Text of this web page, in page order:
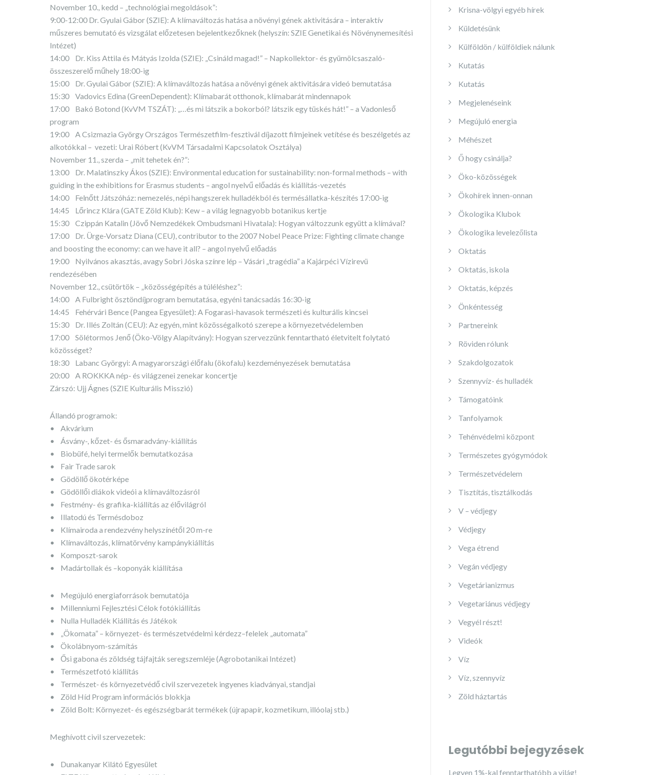
November 10., kedd – „technológiai megoldások”:
9:00-12:00 Dr. Gyulai Gábor (SZIE): A klímaváltozás hatása a növényi gének aktivitására – interaktív
műszeres bemutató és vizsgálat előzetesen bejelentkezőknek (helyszín: SZIE Genetikai és Növénynemesítési
Intézet)
14:00 Dr. Kiss Attila és Mátyás Izolda (SZIE): „Csináld magad!” – Napkollektor- és gyümölcsaszaló-
összeszerelő műhely 18:00-ig
15:00 Dr. Gyulai Gábor (SZIE): A klímaváltozás hatása a növényi gének aktivitására videó bemutatása
15:30 Vadovics Edina (GreenDependent): Klímabarát otthonok, klímabarát mindennapok
17:00 Bakó Botond (KvVM TSZÁT): „…és mi látszik a bokorból? látszik egy tüskés hát!” – a Vadonleső
program
19:00 A Csizmazia György Országos Természetfilm-fesztivál díjazott filmjeinek vetítése és beszélgetés az
alkotókkal – vezeti: Urai Róbert (KvVM Társadalmi Kapcsolatok Osztálya)
November 11., szerda – „mit tehetek én?”:
13:00 Dr. Malatinszky Ákos (SZIE): Environmental education for sustainability: non-formal methods – with
guiding in the exhibitions for Erasmus students – angol nyelvű előadás és kiállítás-vezetés
14:00 Felnőtt Játszóház: nemezelés, népi hangszerek hulladékból és termésállatka-készítés 17:00-ig
14:45 Lőrincz Klára (GATE Zöld Klub): Kew – a világ legnagyobb botanikus kertje
15:30 Czippán Katalin (Jövő Nemzedékek Ombudsmani Hivatala): Hogyan változzunk együtt a klímával?
17:00 Dr. Ürge-Vorsatz Diana (CEU), contributor to the 2007 Nobel Peace Prize: Fighting climate change
and boosting the economy: can we have it all? – angol nyelvű előadás
19:00 Nyilvános akasztás, avagy Sobri Jóska színre lép – Vásári „tragédia” a Kajárpéci Vízirevü
rendezésében
November 12., csütörtök – „közösségépítés a túléléshez”:
14:00 A Fulbright ösztöndíjprogram bemutatása, egyéni tanácsadás 16:30-ig
14:45 Fehérvári Bence (Pangea Egyesület): A Fogarasi-havasok természeti és kulturális kincsei
15:30 Dr. Illés Zoltán (CEU): Az egyén, mint közösségalkotó szerepe a környezetvédelemben
17:00 Sölétormos Jenő (Öko-Völgy Alapítvány): Hogyan szervezzünk fenntartható életvitelt folytató
közösséget?
18:30 Labanc Györgyi: A magyarországi élőfalu (ökofalu) kezdeményezések bemutatása
20:00 A ROKKKA nép- és világzenei zenekar koncertje
Zárszó: Ujj Ágnes (SZIE Kulturális Misszió)
Állandó programok:
• Akvárium
• Ásvány-, kőzet- és ősmaradvány-kiállítás
• Biobüfé, helyi termelők bemutatkozása
• Fair Trade sarok
• Gödöllő ökotérképe
• Gödöllői diákok videói a klímaváltozásról
• Festmény- és grafika-kiállítás az élővilágról
• Illatodú és Termésdoboz
• Klímairoda a rendezvény helyszínétől 20 m-re
• Klímaváltozás, klímatörvény kampánykiállítás
• Komposzt-sarok
• Madártollak és –koponyák kiállítása
• Megújuló energiaforrások bemutatója
• Millenniumi Fejlesztési Célok fotókiállítás
• Nulla Hulladék Kiállítás és Játékok
• „Ökomata” – környezet- és természetvédelmi kérdezz–felelek „automata”
• Ökolábnyom-számítás
• Ősi gabona és zöldség tájfajták seregszemléje (Agrobotanikai Intézet)
• Természetfotó kiállítás
• Természet- és környezetvédő civil szervezetek ingyenes kiadványai, standjai
• Zöld Híd Program információs blokkja
• Zöld Bolt: Környezet- és egészségbarát termékek (újrapapír, kozmetikum, illóolaj stb.)
Meghívott civil szervezetek:
• Dunakanyar Kilátó Egyesület
Krisna-völgyi egyéb hírek
Küldetésünk
Külföldön / külföldiek nálunk
Kutatás
Kutatás
Megjelenéseink
Megújuló energia
Méhészet
Ő hogy csinálja?
Öko-közösségek
Ökohírek innen-onnan
Ökologika Klubok
Ökologika levelezőlista
Oktatás
Oktatás, iskola
Oktatás, képzés
Önkéntesség
Partnereink
Röviden rólunk
Szakdolgozatok
Szennyvíz- és hulladék
Támogatóink
Tanfolyamok
Tehénvédelmi központ
Természetes gyógymódok
Természetvédelem
Tisztítás, tisztálkodás
V – védjegy
Védjegy
Vega étrend
Vegán védjegy
Vegetárianizmus
Vegetariánus védjegy
Vegyél részt!
Videók
Víz
Víz, szennyvíz
Zöld háztartás
Legutóbbi bejegyzések
Legyen 1%-kal fenntarthatóbb a világ!